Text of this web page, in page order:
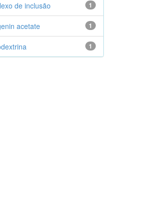
1
de inclusão
1
acetate
1